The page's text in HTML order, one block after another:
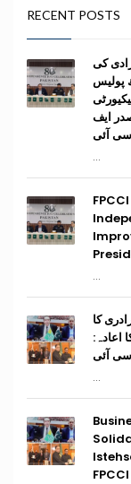
RECENT POSTS
کی
پولیس
ایف
آئی
...
...
کا
اعادہ:
آئی
...
FPCCI